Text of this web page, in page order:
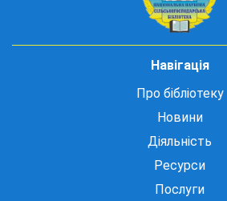
Навігація
Про бібліотеку
Новини
Діяльність
Ресурси
Послуги